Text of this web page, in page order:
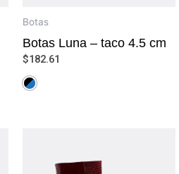
Botas
Botas Luna – taco 4.5 cm
$182.61